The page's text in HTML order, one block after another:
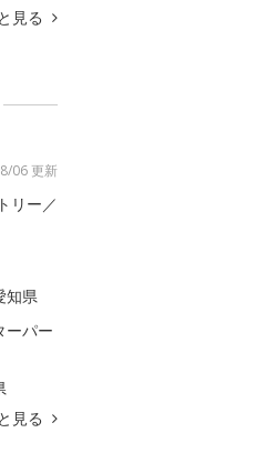
見る
06 更新
リー／
知県
ーパー
見る